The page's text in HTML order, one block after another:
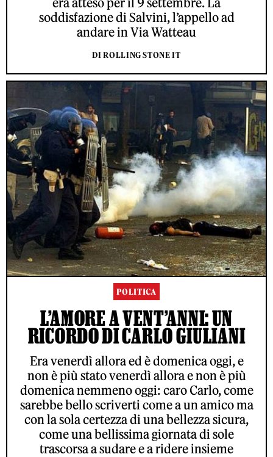
soddisfazione di Salvini, l’appello ad
andare in Via Watteau
DI ROLLING STONE IT
POLITICA
L’AMORE A VENT’ANNI: UN
RICORDO DI CARLO GIULIANI
Era venerdì allora ed è domenica oggi, e
non è più stato venerdì allora e non è più
domenica nemmeno oggi: caro Carlo, come
sarebbe bello scriverti come a un amico ma
con la sola certezza di una bellezza sicura,
come una bellissima giornata di sole
trascorsa a sudare e a ridere insieme